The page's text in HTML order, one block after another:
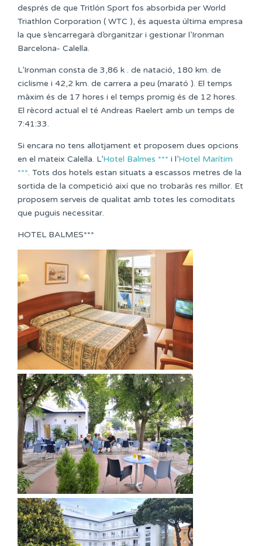
després de que Tritlón Sport fos absorbida per World
Triathlon Corporation ( WTC ), és aquesta última empresa
la que s’encarregarà d’organitzar i gestionar l’Ironman
Barcelona- Calella.
L’Ironman consta de 3,86 k . de natació, 180 km. de
ciclisme i 42,2 km. de carrera a peu (marató ). El temps
màxim és de 17 hores i el temps promig és de 12 hores.
El rècord actual el té Andreas Raelert amb un temps de
7:41:33.
Si encara no tens allotjament et proposem dues opcions
en el mateix Calella. L’Hotel Balmes *** i l’Hotel Marítim
***. Tots dos hotels estan situats a escassos metres de la
sortida de la competició així que no trobaràs res millor. Et
proposem serveis de qualitat amb totes les comoditats
que puguis necessitar.
HOTEL BALMES***